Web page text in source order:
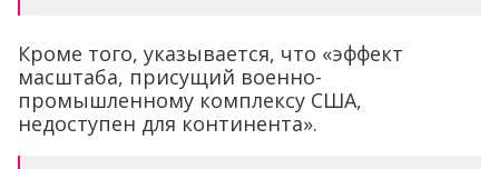
Кроме того, указывается, что «эффект
масштаба, присущий военно-
промышленному комплексу США,
недоступен для континента».